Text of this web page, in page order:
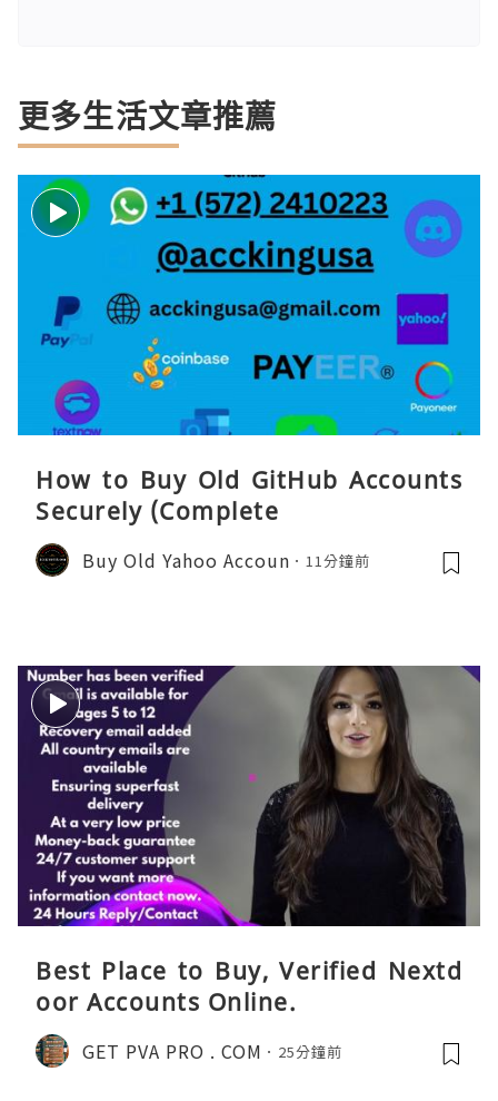
更多生活文章推薦
How to Buy Old GitHub Accounts
Securely (Complete
Buy Old Yahoo Accoun 11分鐘前
Best Place to Buy, Verified Nextd
oor Accounts Online.
GET PVA PRO . COM 25分鐘前